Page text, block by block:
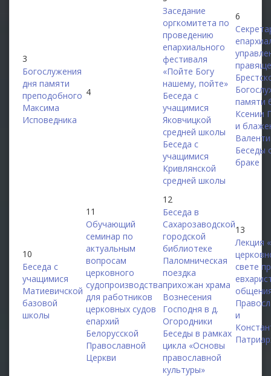
3
Богослужения
дня памяти
преподобного
Максима
Исповедника
4
Заседание
оргкомитета по
проведению
епархиального
фестиваля
«Пойте Богу
нашему, пойте»
Беседа с
учащимися
Яковчицкой
средней школы
Беседа с
учащимися
Кривлянской
средней школы
6
памяти
Ксении
и
Беседы
браке
10
Беседа с
учащимися
Матиевичской
базовой
школы
11
Обучающий
семинар по
актуальным
вопросам
церковного
судопроизводства
для работников
церковных судов
епархий
Белорусской
Православной
Церкви
12
Беседа в
Сахарозаводской
городской
библиотеке
Паломническая
поездка
прихожан храма
Вознесения
Господня в д.
Огородники
Беседы в рамках
цикла «Основы
православной
культуры»
13
Лекция
свете
и